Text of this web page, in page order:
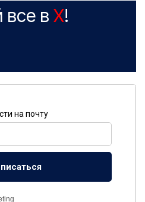
все в X!